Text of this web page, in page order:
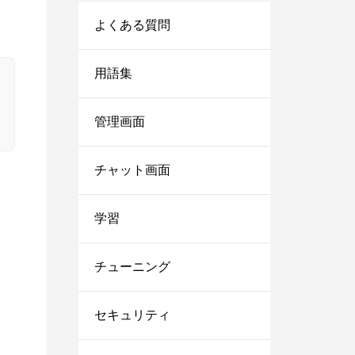
よくある質問
用語集
管理画面
チャット画面
学習
チューニング
セキュリティ